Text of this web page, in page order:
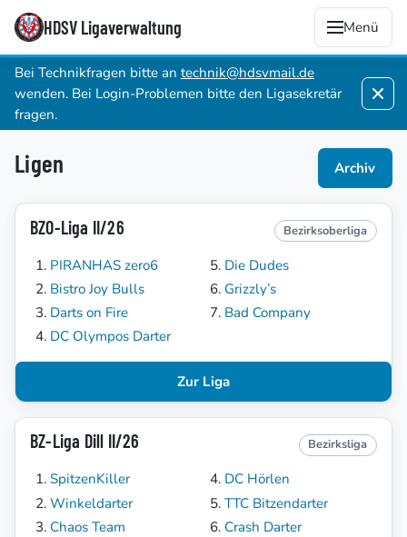
HDSV Ligaverwaltung Menü
Bei Technikfragen bitte an technik@hdsvmail.de
wenden. Bei Login-Problemen bitte den Ligasekretär
fragen.
Ligen Archiv
BZO-Liga II/26 Bezirksoberliga
PIRANHAS zero6
Bistro Joy Bulls
Darts on Fire
DC Olympos Darter
Die Dudes
Grizzly’s
Bad Company
Zur Liga
BZ-Liga Dill II/26 Bezirksliga
SpitzenKiller
Winkeldarter
Chaos Team
DC Hörlen
TTC Bitzendarter
Crash Darter